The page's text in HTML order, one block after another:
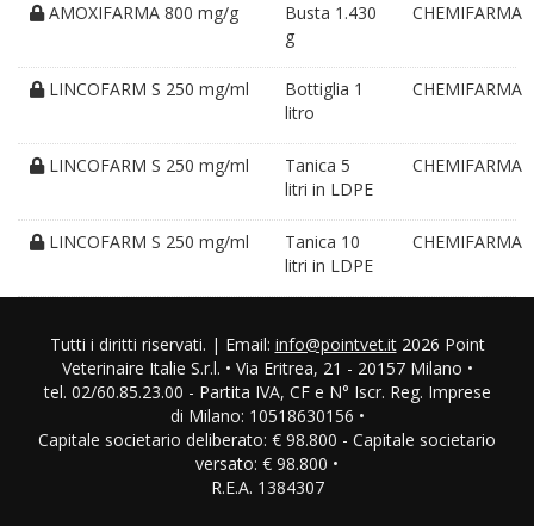
AMOXIFARMA 800 mg/g
Busta 1.430
g
CHEMIFARMA
LINCOFARM S 250 mg/ml
Bottiglia 1
litro
CHEMIFARMA
LINCOFARM S 250 mg/ml
Tanica 5
litri in LDPE
CHEMIFARMA
LINCOFARM S 250 mg/ml
Tanica 10
litri in LDPE
CHEMIFARMA
Tutti i diritti riservati. | Email: info@pointvet.it2026 Point
Veterinaire Italie S.r.l. • Via Eritrea, 21 - 20157 Milano •
tel. 02/60.85.23.00 - Partita IVA, CF e N° Iscr. Reg. Imprese
di Milano: 10518630156 •
Capitale societario deliberato: € 98.800 - Capitale societario
versato: € 98.800 •
R.E.A. 1384307